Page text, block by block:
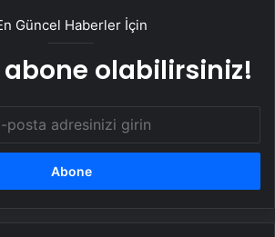
Güncel Haberler İçin
abone olabilirsiniz!